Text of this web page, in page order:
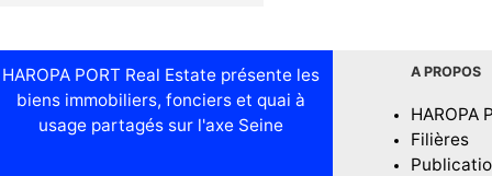
HAROPA PORT Real Estate présente les
biens immobiliers, fonciers et quai à
usage partagés sur l'axe Seine
A PROPOS
HAROPA
Filières